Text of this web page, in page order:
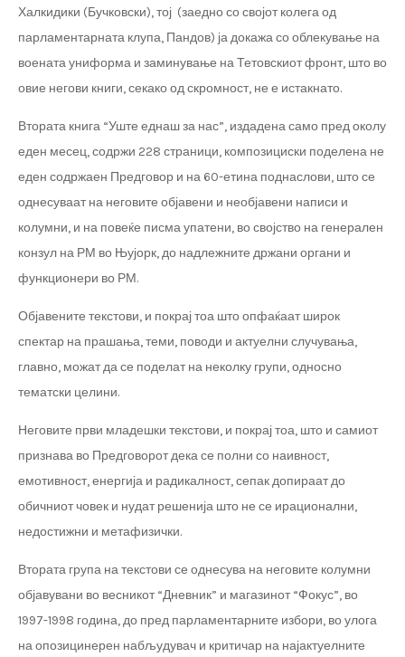
Халкидики (Бучковски), тој (заедно со својот колега од
парламентарната клупа, Пандов) ја докажа со облекување на
воената униформа и заминување на Тетовскиот фронт, што во
овие негови книги, секако од скромност, не е истакнато.
Втората книга “Уште еднаш за нас”, издадена само пред околу
еден месец, содржи 228 страници, композициски поделена не
еден содржаен Предговор и на 60-етина поднаслови, што се
однесуваат на неговите објавени и необјавени написи и
колумни, и на повеќе писма упатени, во својство на генерален
конзул на РМ во Њујорк, до надлежните држани органи и
функционери во РМ.
Објавените текстови, и покрај тоа што опфаќаат широк
спектар на прашања, теми, поводи и актуелни случувања,
главно, можат да се поделат на неколку групи, односно
тематски целини.
Неговите први младешки текстови, и покрај тоа, што и самиот
признава во Предговорот дека се полни со наивност,
емотивност, енергија и радикалност, сепак допираат до
обичниот човек и нудат решенија што не се ирационални,
недостижни и метафизички.
Втората група на текстови се однесува на неговите колумни
објавувани во весникот “Дневник” и магазинот “Фокус”, во
1997-1998 година, до пред парламентарните избори, во улога
на опозицинерен набљудувач и критичар на најактуелните